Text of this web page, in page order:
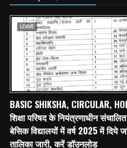
LEAVE
BASIC SHIKSHA, CIRCULAR,
शिक्षा परिषद के नियंत्रणाधीन संचालित
बेसिक विद्यालयों में वर्ष 2025 में दिये
तालिका जारी, करें डॉउनलोड